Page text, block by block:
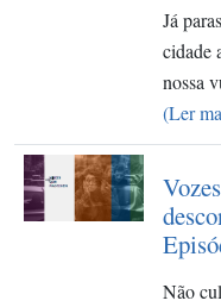
Já
cidade
nossa
(Ler
Não